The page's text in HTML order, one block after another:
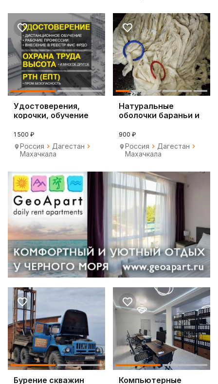
Удостоверения,
корочки, обучение
1 500 ₽
Россия
Дагестан
Махачкала
Натуральные
оболочки бараньи и
900 ₽
Россия
Дагестан
Махачкала
Бурение скважин Компьютерные